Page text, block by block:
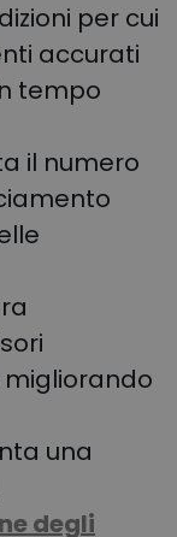
per cui
accurati
tempo
il numero
migliorando
una
degli